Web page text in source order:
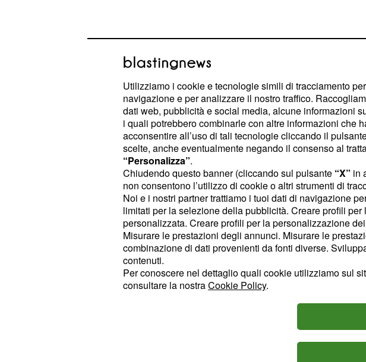
Il bonus connettività prevede contributi alle famiglie per
importi compresi tra
200 euro e 500 euro.
Contributi che
consentiranno alle famiglie economicamente più deboli
acquistare un personal computer o un tablet e
internet.
Tempi e modi per richiedere il
Bonus Pc
I cittadini interessati alla richiesta del contributo
dovranno essere in possesso delle credenziali
digitale dello Spid e dell'attestazione Isee. Al momento,
piattaforma per poter fare richiesta dell'incentivo non è
ancora attivata, dovrebbe esserlo a partire dal20
settembre 2020. Ilcontributo economico
sotto forma di voucher da utilizzare per acquistare
Utilizziamo i cookie e tecnologie simili di tracciamento
navigazione e per analizzare il nostro traffico.
dati web, pubblicità e social media, alcune informazioni
i quali potrebbero combinarle con altre informazioni che
acconsentire all’uso di tali tecnologie cliccando il
scelte, anche eventualmente negando il consenso al
“Personalizza”.
Chiudendo questo banner (cliccando sul pulsante “X” in
non consentono l’utilizzo di cookie o altri strumenti di
Noi e i nostri partner trattiamo i tuoi dati di navigazione
limitati per la selezione della pubblicità. Creare profili
personalizzata. Creare profili per la personalizzazione
Misurare le prestazioni degli annunci. Misurare le
combinazione di dati provenienti da fonti diverse.
contenuti.
Per conoscere nel dettaglio quali cookie utilizziamo sul
consultare la nostraCookie Policy.